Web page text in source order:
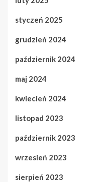
styczeń 2025
grudzień 2024
październik 2024
maj 2024
kwiecień 2024
listopad 2023
październik 2023
wrzesień 2023
sierpień 2023